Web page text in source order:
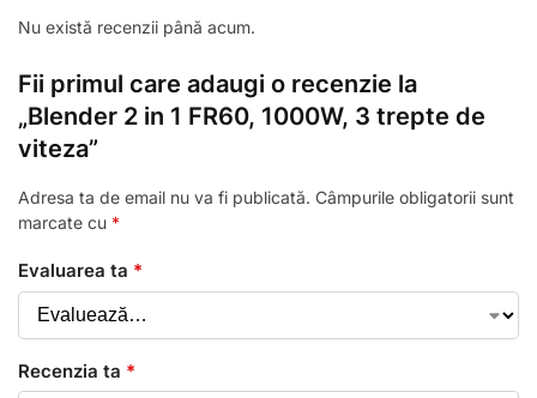
Nu există recenzii până acum.
Fii primul care adaugi o recenzie la
„Blender 2 in 1 FR60, 1000W, 3 trepte de
viteza”
Adresa ta de email nu va fi publicată. Câmpurile obligatorii sunt
marcate cu *
Evaluarea ta *
Recenzia ta *